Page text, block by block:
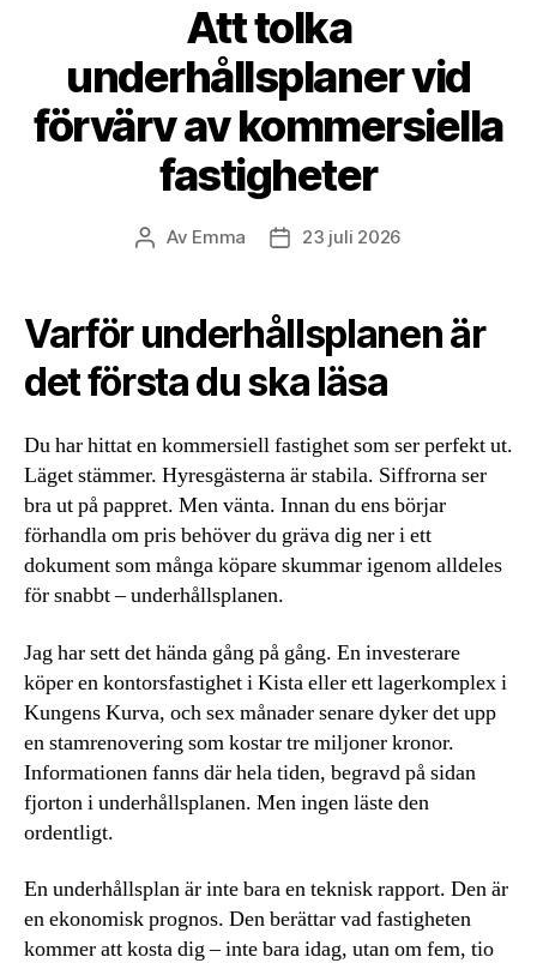
Att tolka
underhållsplaner vid
förvärv av kommersiella
fastigheter
Inläggsförfattare
Av Emma Inläggsdatum
23 juli 2026
Varför underhållsplanen är
det första du ska läsa
Du har hittat en kommersiell fastighet som ser perfekt ut.
Läget stämmer. Hyresgästerna är stabila. Siffrorna ser
bra ut på pappret. Men vänta. Innan du ens börjar
förhandla om pris behöver du gräva dig ner i ett
dokument som många köpare skummar igenom alldeles
för snabbt – underhållsplanen.
Jag har sett det hända gång på gång. En investerare
köper en kontorsfastighet i Kista eller ett lagerkomplex i
Kungens Kurva, och sex månader senare dyker det upp
en stamrenovering som kostar tre miljoner kronor.
Informationen fanns där hela tiden, begravd på sidan
fjorton i underhållsplanen. Men ingen läste den
ordentligt.
En underhållsplan är inte bara en teknisk rapport. Den är
en ekonomisk prognos. Den berättar vad fastigheten
kommer att kosta dig – inte bara idag, utan om fem, tio